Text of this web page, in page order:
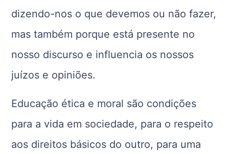
dizendo-nos o que devemos ou não fazer,
mas também porque está presente no
nosso discurso e influencia os nossos
juízos e opiniões.
Educação ética e moral são condições
para a vida em sociedade, para o respeito
aos direitos básicos do outro, para uma